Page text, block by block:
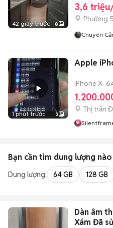
42 giây trước 8
3,6
Phường 5
Chuyên
1 phút trước 3
iPhone X
Thị trấn
Bạn cần tìm dung lượng
Dung lượng: 64 GB 128 GB
Dàn âm
Xám Đã